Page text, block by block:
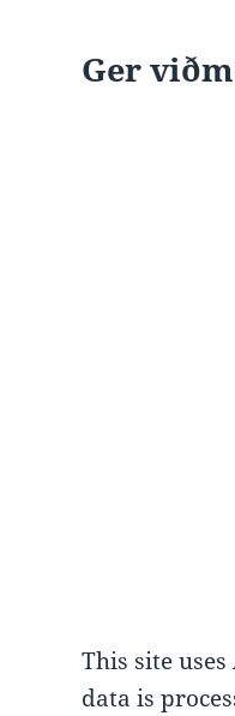
Ger
This site
data is